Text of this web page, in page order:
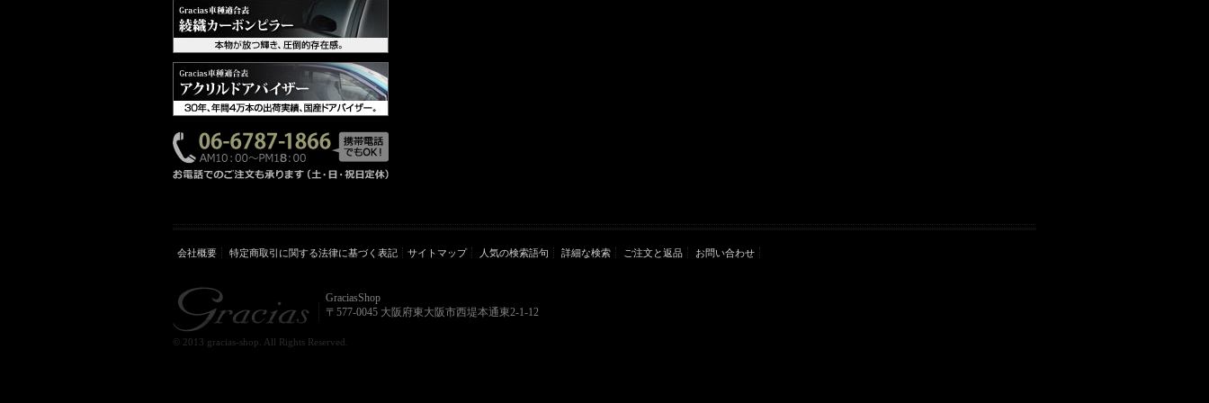
会社概要 特定商取引に関する法律に基づく表記 サイトマップ 人気の検索語句 詳細な検索 ご注文と返品 お問い合わせ
GraciasShop
〒577-0045 大阪府東大阪市西堤本通東2-1-12
© 2013 gracias-shop. All Rights Reserved.